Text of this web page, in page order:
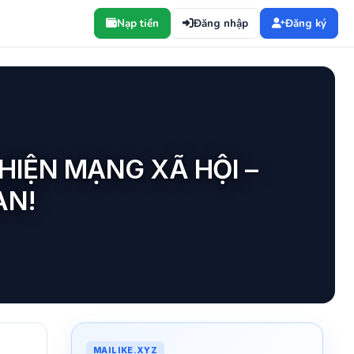
Nạp tiền Đăng nhập Đăng ký
MẠNG XÃ HỘI –
MAILIKE.XYZ